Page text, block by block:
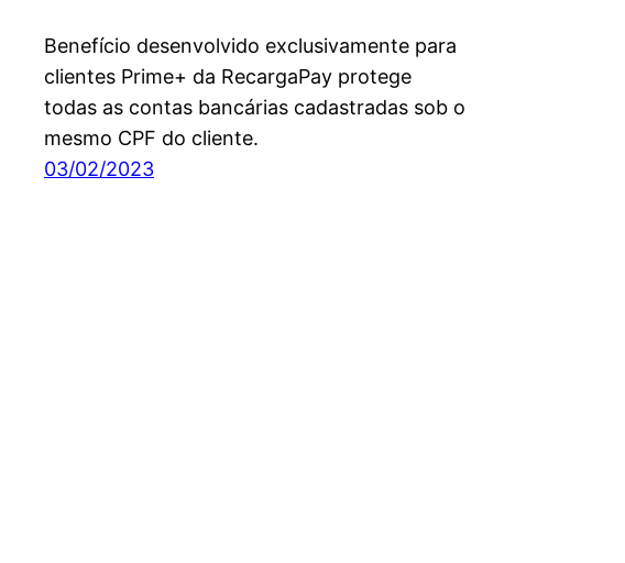
Benefício desenvolvido exclusivamente para
clientes Prime+ da RecargaPay protege
todas as contas bancárias cadastradas sob o
mesmo CPF do cliente.
03/02/2023